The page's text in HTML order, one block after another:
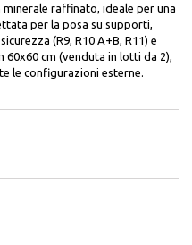
raffinato, ideale per una
per la posa su supporti,
(R9, R10 A+B, R11) e
60x60 cm (venduta in lotti da 2),
le configurazioni esterne.